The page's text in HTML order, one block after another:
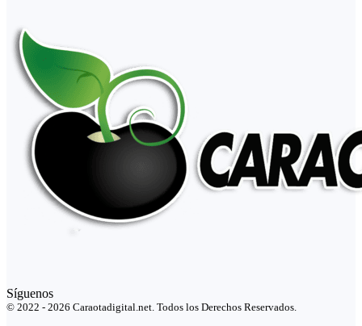
Síguenos
© 2022 - 2026 Caraotadigital.net. Todos los Derechos Reservados.